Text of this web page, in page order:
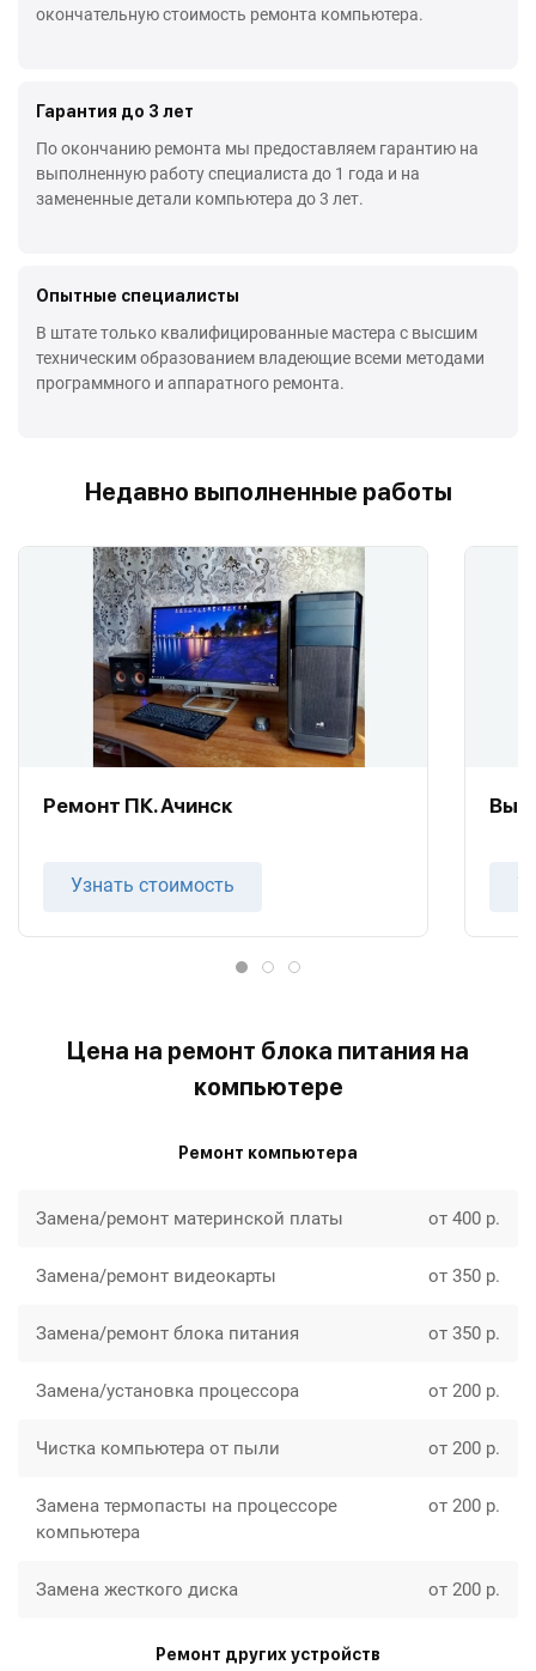
окончательную стоимость ремонта компьютера.
Гарантия до 3 лет
По окончанию ремонта мы предоставляем гарантию на
выполненную работу специалиста до 1 года и на
замененные детали компьютера до 3 лет.
Опытные специалисты
В штате только квалифицированные мастера с высшим
техническим образованием владеющие всеми методами
программного и аппаратного ремонта.
Недавно выполненные работы
Ремонт ПК. Ачинск
Узнать стоимость
Цена на ремонт блока питания на
компьютере
Ремонт компьютера
Замена/ремонт материнской платы от 400 р.
Замена/ремонт видеокарты от 350 р.
Замена/ремонт блока питания от 350 р.
Замена/установка процессора от 200 р.
Чистка компьютера от пыли от 200 р.
Замена термопасты на процессоре
компьютера
от 200 р.
Замена жесткого диска от 200 р.
Ремонт других устройств